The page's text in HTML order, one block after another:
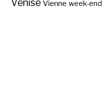
Venise Vienne week-end
Des hôtels pas